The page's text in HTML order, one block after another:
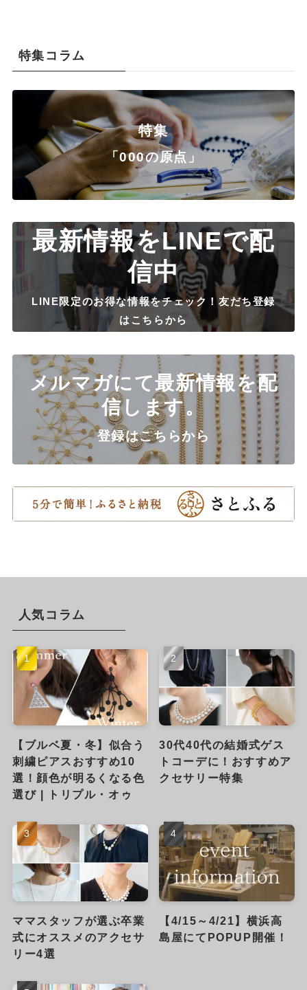
特集コラム
特集
「000の原点」
最新情報をLINEで配
信中
LINE限定のお得な情報をチェック！友だち登録
はこちらから
メルマガにて最新情報を配
信します。
登録はこちらから
人気コラム
【ブルベ夏・冬】似合う
刺繍ピアスおすすめ10
選！顔色が明るくなる色
選び | トリプル・オゥ
30代40代の結婚式ゲス
トコーデに！おすすめア
クセサリー特集
ママスタッフが選ぶ卒業
式にオススメのアクセサ
リー4選
【4/15～4/21】横浜高
島屋にてPOPUP開催！